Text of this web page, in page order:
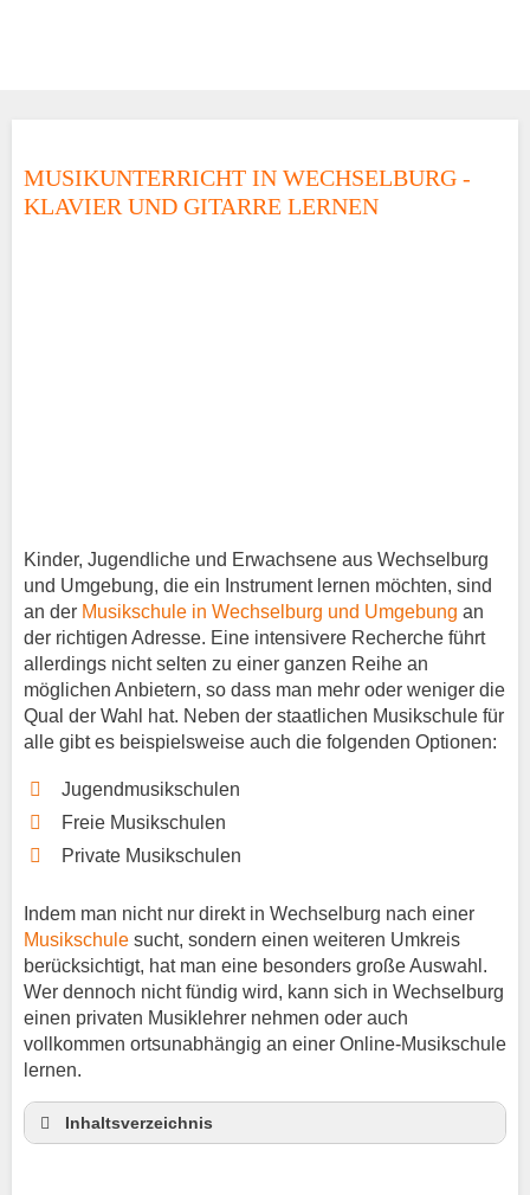
MUSIKUNTERRICHT IN WECHSELBURG -
KLAVIER UND GITARRE LERNEN
Kinder, Jugendliche und Erwachsene aus Wechselburg
und Umgebung, die ein Instrument lernen möchten, sind
an der Musikschule in Wechselburg und Umgebung an
der richtigen Adresse. Eine intensivere Recherche führt
allerdings nicht selten zu einer ganzen Reihe an
möglichen Anbietern, so dass man mehr oder weniger die
Qual der Wahl hat. Neben der staatlichen Musikschule für
alle gibt es beispielsweise auch die folgenden Optionen:
Jugendmusikschulen
Freie Musikschulen
Private Musikschulen
Indem man nicht nur direkt in Wechselburg nach einer
Musikschule sucht, sondern einen weiteren Umkreis
berücksichtigt, hat man eine besonders große Auswahl.
Wer dennoch nicht fündig wird, kann sich in Wechselburg
einen privaten Musiklehrer nehmen oder auch
vollkommen ortsunabhängig an einer Online-Musikschule
lernen.
Inhaltsverzeichnis